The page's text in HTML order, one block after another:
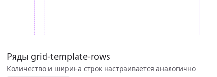
Ряды grid-template-rows
Количество и ширина строк настраивается аналогично